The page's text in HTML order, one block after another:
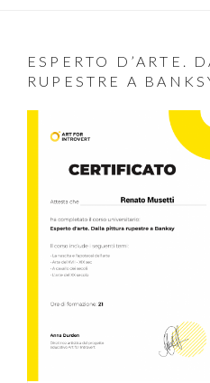
ESPERTO D’ARTE.
RUPESTRE A